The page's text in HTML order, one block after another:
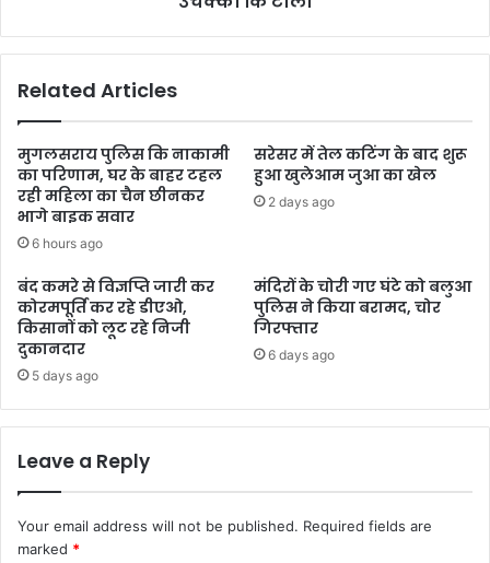
Related Articles
मुगलसराय पुलिस कि नाकामी
का परिणाम, घर के बाहर टहल
रही महिला का चैन छीनकर
भागे बाइक सवार
6 hours ago
सरेसर में तेल कटिंग के बाद शुरू
हुआ खुलेआम जुआ का खेल
2 days ago
बंद कमरे से विज्ञप्ति जारी कर
कोरमपूर्ति कर रहे डीएओ,
किसानों को लूट रहे निजी
दुकानदार
5 days ago
मंदिरों के चोरी गए घंटे को बलुआ
पुलिस ने किया बरामद, चोर
गिरफ्तार
6 days ago
Leave a Reply
Your email address will not be published. Required fields are
marked *